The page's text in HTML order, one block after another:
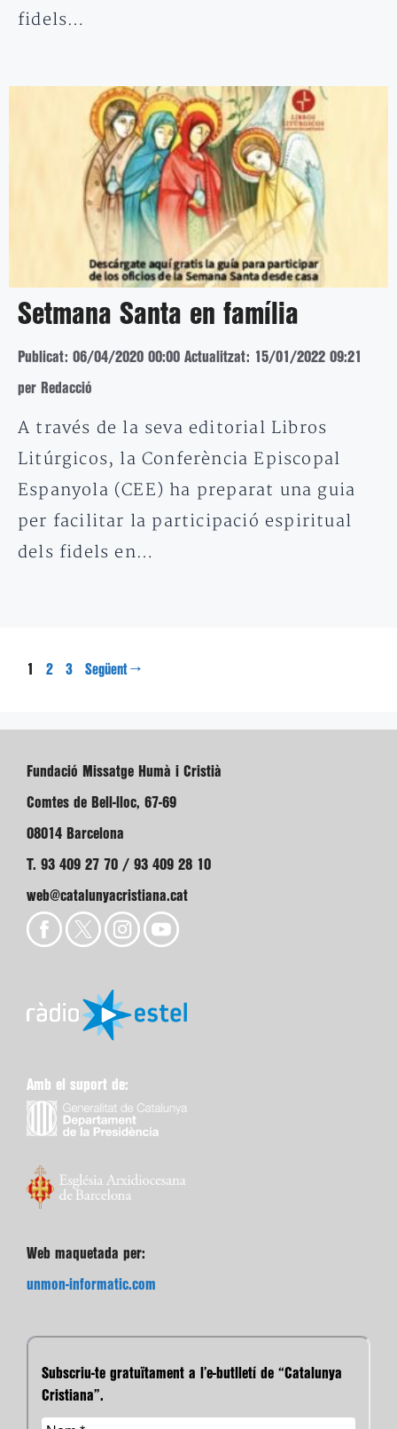
fidels…
Setmana Santa en família
Publicat: 06/04/2020 00:00 Actualitzat: 15/01/2022 09:21
per Redacció
A través de la seva editorial Libros
Litúrgicos, la Conferència Episcopal
Espanyola (CEE) ha preparat una guia
per facilitar la participació espiritual
dels fidels en…
Pàgina
1 Pàgina
2 Pàgina
3 Següent →
Fundació Missatge Humà i Cristià
Comtes de Bell-lloc, 67-69
08014 Barcelona
T. 93 409 27 70 / 93 409 28 10
web@catalunyacristiana.cat
Amb el suport de:
Web maquetada per:
unmon-informatic.com
Subscriu-te gratuïtament a l’e-butlletí de “Catalunya
Cristiana”.